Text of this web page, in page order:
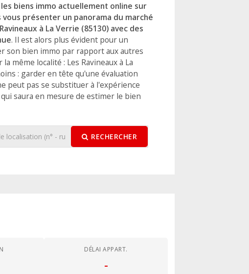
biens immo actuellement online sur
vous présenter un panorama du marché
à La Verrie (85130) avec des
. Il est alors plus évident pour un
son bien immo par rapport aux autres
même localité : Les Ravineaux à La
: garder en tête qu'une évaluation
peut pas se substituer à l'expérience
saura en mesure de estimer le bien
RECHERCHER
DÉLAI APPART.
-